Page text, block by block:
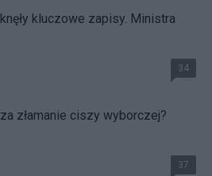
kluczowe zapisy. Ministra
34
złamanie ciszy wyborczej?
37